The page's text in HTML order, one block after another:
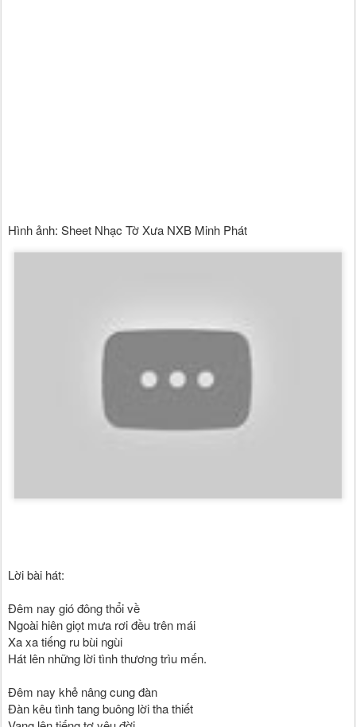
Lời bài hát:
Đêm nay gió đông thổi về
Ngoài hiên giọt mưa rơi đều trên mái
Xa xa tiếng ru bùi ngùi
Hát lên những lời tình thương trìu mến.
Đêm nay khẻ nâng cung đàn
Đàn kêu tình tang buông lời tha thiết